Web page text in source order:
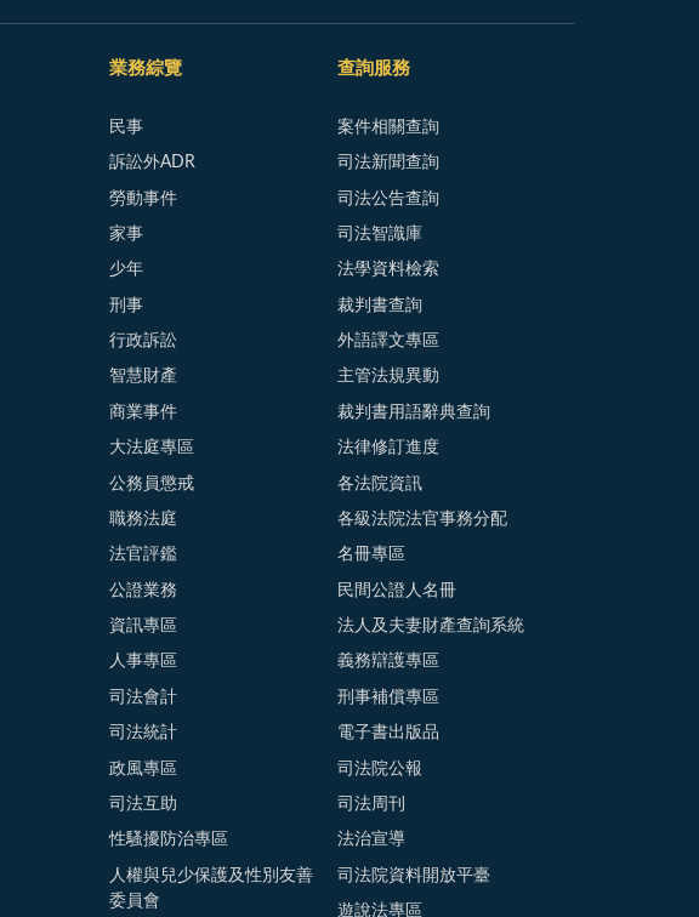
業務綜覽
民事
訴訟外ADR
勞動事件
家事
少年
刑事
行政訴訟
智慧財產
商業事件
大法庭專區
公務員懲戒
職務法庭
法官評鑑
公證業務
資訊專區
人事專區
司法會計
司法統計
政風專區
司法互助
性騷擾防治專區
人權與兒少保護及性別友善
委員會
查詢服務
案件相關查詢
司法新聞查詢
司法公告查詢
司法智識庫
法學資料檢索
裁判書查詢
外語譯文專區
主管法規異動
裁判書用語辭典查詢
法律修訂進度
各法院資訊
各級法院法官事務分配
名冊專區
民間公證人名冊
法人及夫妻財產查詢系統
義務辯護專區
刑事補償專區
電子書出版品
司法院公報
司法周刊
法治宣導
司法院資料開放平臺
遊說法專區